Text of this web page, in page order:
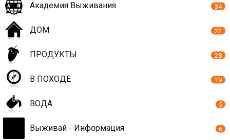
Академия Выживания 34
ДОМ 22
ПРОДУКТЫ 28
В ПОХОДЕ 19
ВОДА 5
Выживай - Информация 6